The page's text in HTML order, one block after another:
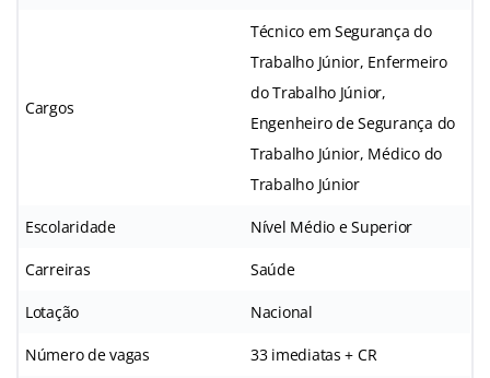
Cargos
Técnico em Segurança do
Trabalho Júnior, Enfermeiro
do Trabalho Júnior,
Engenheiro de Segurança do
Trabalho Júnior, Médico do
Trabalho Júnior
Escolaridade Nível Médio e Superior
Carreiras Saúde
Lotação Nacional
Número de vagas 33 imediatas + CR